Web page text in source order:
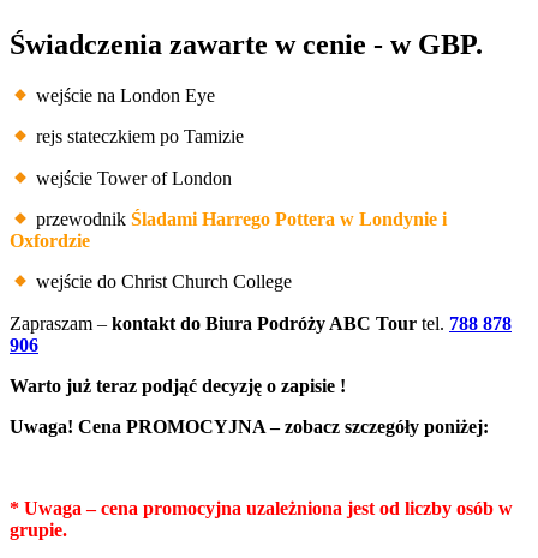
Świadczenia zawarte w cenie - w GBP.
wejście na London Eye
rejs stateczkiem po Tamizie
wejście Tower of London
przewodnikŚladami Harrego Pottera w Londynie i
Oxfordzie
wejście do Christ Church College
Zapraszam – kontakt do Biura Podróży ABC Tour tel. 788 878
906
Warto już teraz podjąć decyzję o zapisie !
Uwaga! Cena PROMOCYJNA – zobacz szczegóły poniżej:
* Uwaga – cena promocyjna uzależniona jest od liczby osób w
grupie.